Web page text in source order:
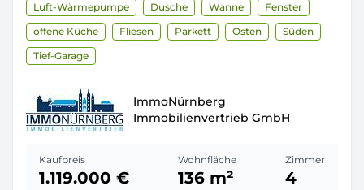
Luft-Wärmepumpe
Dusche Wanne
Fenster
offene Küche
Fliesen Parkett Osten
Süden
Tief-Garage
ImmoNürnberg
Immobilienvertrieb GmbH
Kaufpreis
1.119.000 €
Wohnfläche
136 m²
Zimmer
4